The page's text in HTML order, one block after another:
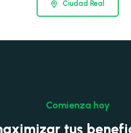
Ciudad Real
Comienza hoy
tus